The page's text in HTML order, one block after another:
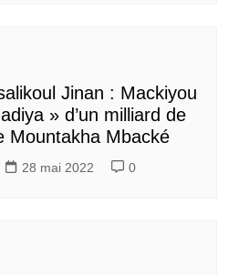
Jinan : Mackiyou
» d’un milliard de
Mountakha Mbacké
28 mai 2022 0